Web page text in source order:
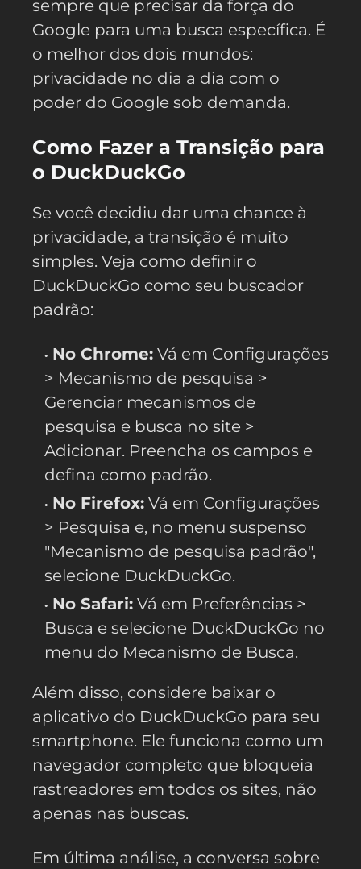
sempre que precisar da força do
Google para uma busca específica. É
o melhor dos dois mundos:
privacidade no dia a dia com o
poder do Google sob demanda.
Como Fazer a Transição para
o DuckDuckGo
Se você decidiu dar uma chance à
privacidade, a transição é muito
simples. Veja como definir o
DuckDuckGo como seu buscador
padrão:
No Chrome: Vá em Configurações
> Mecanismo de pesquisa >
Gerenciar mecanismos de
pesquisa e busca no site >
Adicionar. Preencha os campos e
defina como padrão.
No Firefox: Vá em Configurações
> Pesquisa e, no menu suspenso
"Mecanismo de pesquisa padrão",
selecione DuckDuckGo.
No Safari: Vá em Preferências >
Busca e selecione DuckDuckGo no
menu do Mecanismo de Busca.
Além disso, considere baixar o
aplicativo do DuckDuckGo para seu
smartphone. Ele funciona como um
navegador completo que bloqueia
rastreadores em todos os sites, não
apenas nas buscas.
Em última análise, a conversa sobre